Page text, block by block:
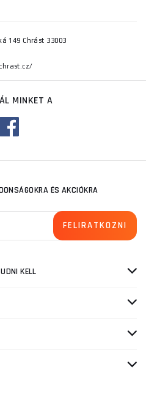
149 Chrást 33003
MINKET A
ÉS AKCIÓKRA
KELL